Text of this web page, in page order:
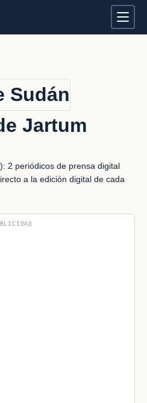
Jartum
2 periódicos de prensa digital
a la edición digital de cada